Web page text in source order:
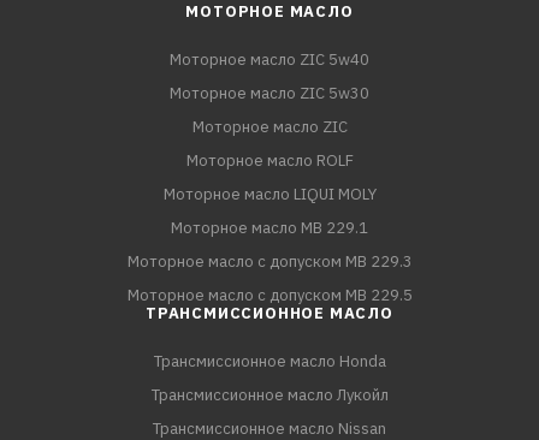
МОТОРНОЕ МАСЛО
Моторное масло ZIC 5w40
Моторное масло ZIC 5w30
Моторное масло ZIC
Моторное масло ROLF
Моторное масло LIQUI MOLY
Моторное масло MB 229.1
Моторное масло с допуском MB 229.3
Моторное масло с допуском MB 229.5
ТРАНСМИССИОННОЕ МАСЛО
Трансмиссионное масло Honda
Трансмиссионное масло Лукойл
Трансмиссионное масло Nissan